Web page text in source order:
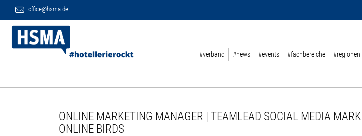
office@hsma.de
#verband #news #events #fachbereiche #regionen
ONLINE MARKETING MANAGER | TEAMLEAD SOCIAL MEDIA
ONLINE BIRDS